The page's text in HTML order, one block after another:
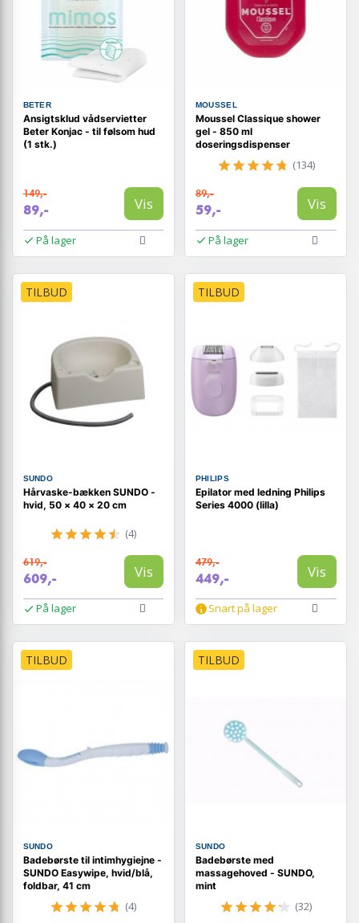
BETER
Ansigtsklud vådservietter
Beter Konjac - til følsom hud
(1 stk.)
149,-
89,- Vis
På lager
MOUSSEL
Moussel Classique shower
gel - 850 ml
doseringsdispenser
(134)
89,-
59,- Vis
På lager
TILBUD
SUNDO
Hårvaske-bækken SUNDO -
hvid, 50 × 40 × 20 cm
(4)
619,-
609,- Vis
På lager
TILBUD
PHILIPS
Epilator med ledning Philips
Series 4000 (lilla)
479,-
449,- Vis
Snart på lager
TILBUD
SUNDO
Badebørste til intimhygiejne -
SUNDO Easywipe, hvid/blå,
foldbar, 41 cm
(4)
TILBUD
SUNDO
Badebørste med
massagehoved - SUNDO,
mint
(32)